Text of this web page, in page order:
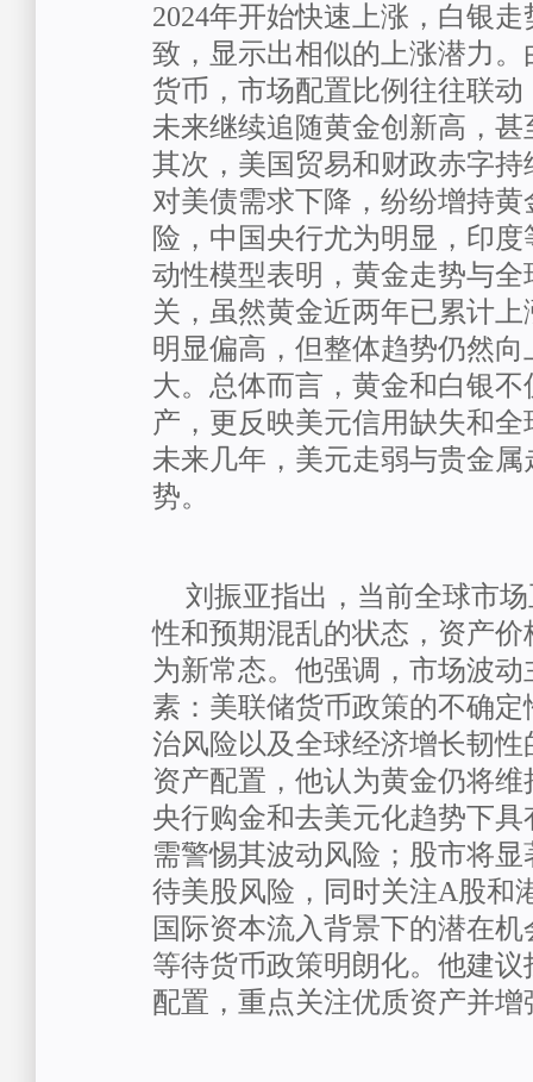
2024年开始快速上涨，白银
致，显示出相似的上涨潜力
货币，市场配置比例往往联
未来继续追随黄金创新高，
其次，美国贸易和财政赤字
对美债需求下降，纷纷增持
险，中国央行尤为明显，印
动性模型表明，黄金走势与
关，虽然黄金近两年已累计
明显偏高，但整体趋势仍然
大。总体而言，黄金和白银
产，更反映美元信用缺失和
未来几年，美元走弱与贵金
势。
刘振亚指出，当前全球市
性和预期混乱的状态，资产
为新常态。他强调，市场波
素：美联储货币政策的不确
治风险以及全球经济增长韧
资产配置，他认为黄金仍将
央行购金和去美元化趋势下
需警惕其波动风险；股市将
待美股风险，同时关注A股和
国际资本流入背景下的潜在
等待货币政策明朗化。他建
配置，重点关注优质资产并